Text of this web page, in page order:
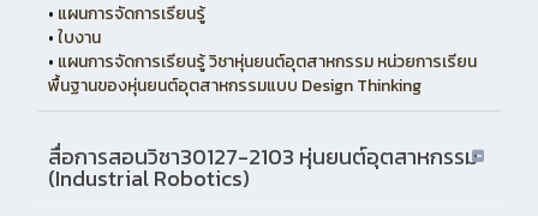
• แผนการจัดการเรียนรู้
•ใบงาน
• แผนการจัดการเรียนรู้ วิชาหุ่นยนต์อุตสาหกรรม หน่วยการเรียน
พื้นฐานของหุ่นยนต์อุตสาหกรรมแบบ Design Thinking
สื่อการสอนวิชา30127-2103 หุ่นยนต์อุตสาหกรรม
(Industrial Robotics)